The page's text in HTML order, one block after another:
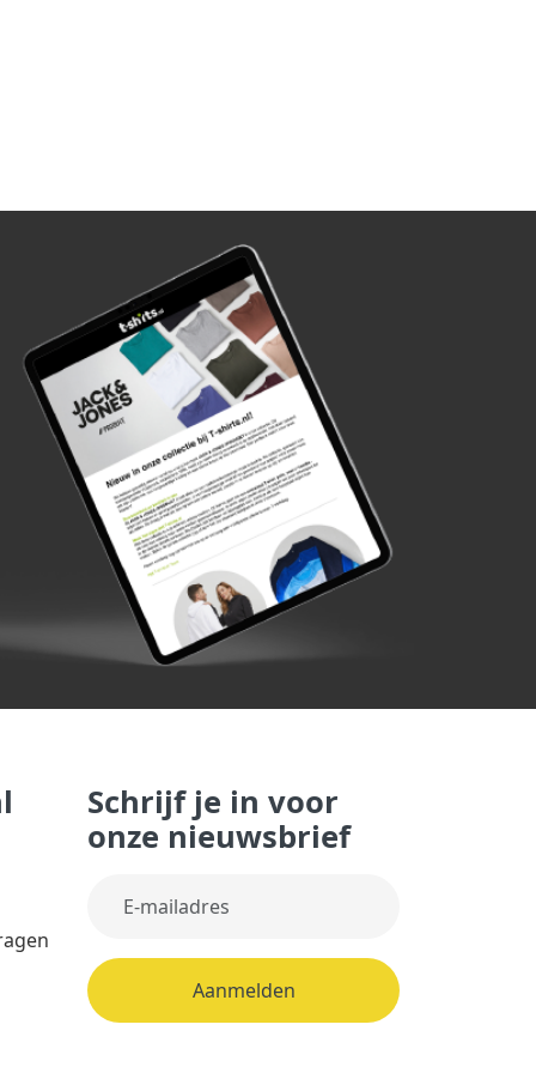
Schrijf je in voor
onze nieuwsbrief
Aanmelden